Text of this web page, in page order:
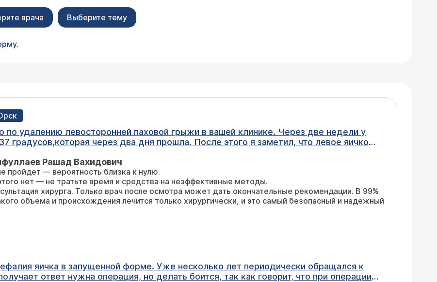
врача Выберите тему
.
по удалению левосторонней паховой грыжи в вашей клинике. Через две недели у
градусов,которая через два дня прошла. После этого я заметил, что левое яичко
временем. Не уж то не существует ни одного препарата против водянки. Я нашел на
Какие ещё есть средства?
Рашад Вахидович
пройдет — вероятность близка к нулю.
нет — не тратьте время и средства на неэффективные методы.
хирурга. Только врач после осмотра может дать окончательные рекомендации. В 99%
объема и происхождения лечится только хирургически, и это самый безопасный и надежный
но делать боится, так как говорит, что при операции